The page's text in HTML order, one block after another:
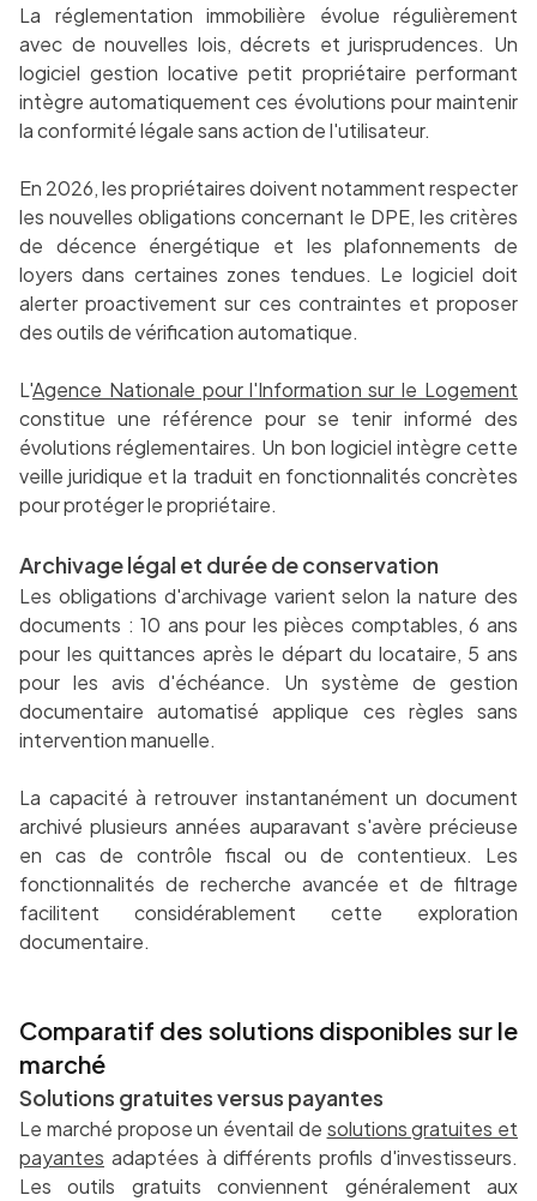
La réglementation immobilière évolue régulièrement
avec de nouvelles lois, décrets et jurisprudences. Un
logiciel gestion locative petit propriétaire performant
intègre automatiquement ces évolutions pour maintenir
la conformité légale sans action de l'utilisateur.
En 2026, les propriétaires doivent notamment respecter
les nouvelles obligations concernant le DPE, les critères
de décence énergétique et les plafonnements de
loyers dans certaines zones tendues. Le logiciel doit
alerter proactivement sur ces contraintes et proposer
des outils de vérification automatique.
L'Agence Nationale pour l'Information sur le Logement
constitue une référence pour se tenir informé des
évolutions réglementaires. Un bon logiciel intègre cette
veille juridique et la traduit en fonctionnalités concrètes
pour protéger le propriétaire.
Archivage légal et durée de conservation
Les obligations d'archivage varient selon la nature des
documents : 10 ans pour les pièces comptables, 6 ans
pour les quittances après le départ du locataire, 5 ans
pour les avis d'échéance. Un système de gestion
documentaire automatisé applique ces règles sans
intervention manuelle.
La capacité à retrouver instantanément un document
archivé plusieurs années auparavant s'avère précieuse
en cas de contrôle fiscal ou de contentieux. Les
fonctionnalités de recherche avancée et de filtrage
facilitent considérablement cette exploration
documentaire.
Comparatif des solutions disponibles sur le
marché
Solutions gratuites versus payantes
Le marché propose un éventail de solutions gratuites et
payantes adaptées à différents profils d'investisseurs.
Les outils gratuits conviennent généralement aux